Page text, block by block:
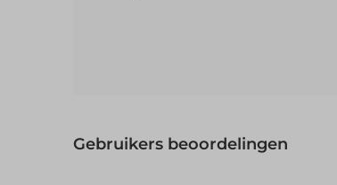
Gebruikers beoordelingen